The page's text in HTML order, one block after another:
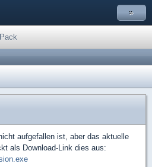
»
aufgefallen ist, aber das aktuelle
als Download-Link dies aus: